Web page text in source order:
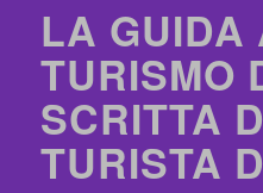
LA GUIDA
TURISMO
SCRITTA
TURISTA